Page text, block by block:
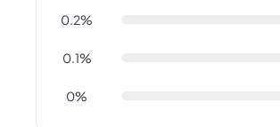
0.2%
0.1%
0%